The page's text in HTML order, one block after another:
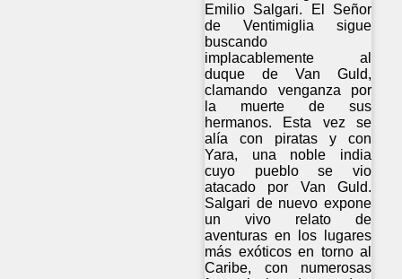
Emilio Salgari. El Señor
de Ventimiglia sigue
buscando
implacablemente al
duque de Van Guld,
clamando venganza por
la muerte de sus
hermanos. Esta vez se
alía con piratas y con
Yara, una noble india
cuyo pueblo se vio
atacado por Van Guld.
Salgari de nuevo expone
un vivo relato de
aventuras en los lugares
más exóticos en torno al
Caribe, con numerosas